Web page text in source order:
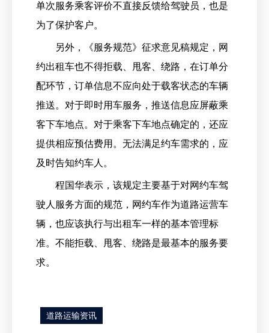
单次服务乘客评价不直接反馈给驾驶员，也是
为了保护客户。
另外，《服务规范》征求意见稿规定，网
约出租车也不得拒载、甩客、绕路，在订单分
配环节，订单信息不应向处于载客状态的车辆
推送。对于即时用车服务，推送信息应屏蔽乘
客下车地点。对于乘客下车地点确定的，还应
提供相应预估费用。无法满足约车需求的，应
及时告知约车人。
程国华表示，该规定主要基于对网约车驾
驶人服务方面的规范，网约车作为道路运营车
辆，也应该执行与出租车一样的基本管理标
准。不能拒载、甩客、绕路是最基本的服务要
求。
道路运输资讯